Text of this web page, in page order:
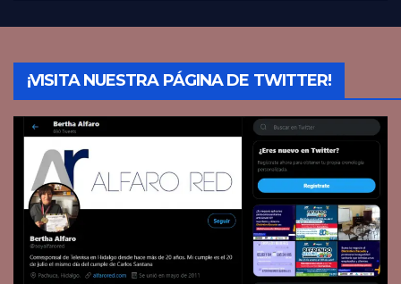
¡VISITA NUESTRA PÁGINA DE TWITTER!